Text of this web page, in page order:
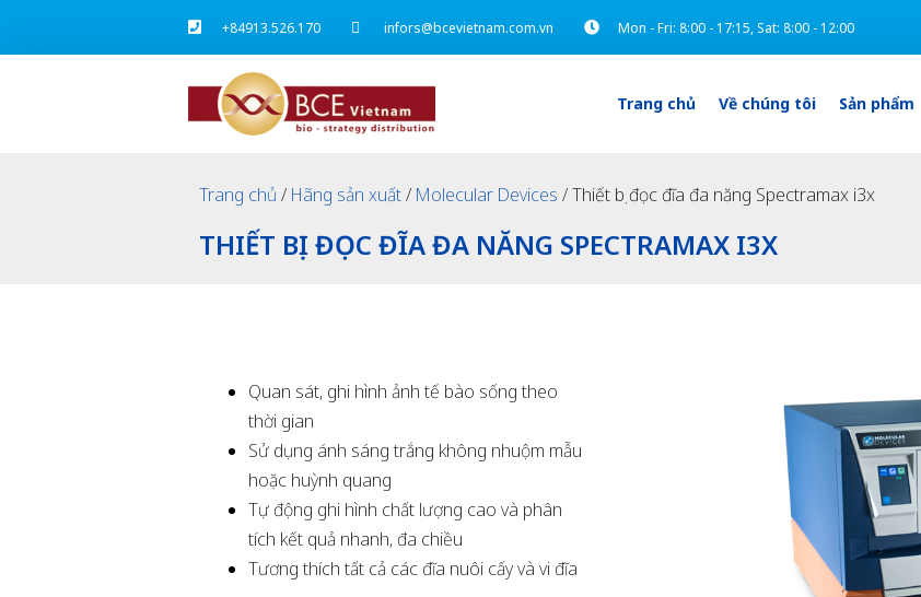
+84913.526.170 infors@bcevietnam.com.vn Mon - Fri: 8:00 - 17:15, Sat: 8:00 - 12:00
Trang chủ Về chúng tôi Sản phẩm
Trang chủ / Hãng sản xuất/ Molecular Devices / Thiết bị đọc đĩa đa năng Spectramax i3x
THIẾT BỊ ĐỌC ĐĨA ĐA NĂNG SPECTRAMAX I3X
Quan sát, ghi hình ảnh tế bào sống theo
thời gian
Sử dụng ánh sáng trắng không nhuộm mẫu
hoặc huỳnh quang
Tự động ghi hình chất lượng cao và phân
tích kết quả nhanh, đa chiều
Tương thích tất cả các đĩa nuôi cấy và vi đĩa